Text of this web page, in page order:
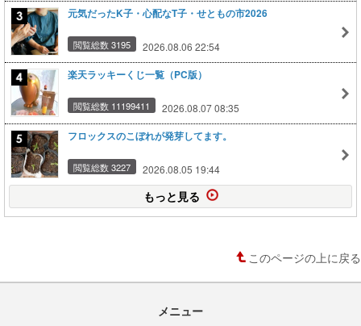
元気だったK子・心配なT子・せともの市2026
閲覧総数 3195 2026.08.06 22:54
楽天ラッキーくじ一覧（PC版）
閲覧総数 11199411 2026.08.07 08:35
フロックスのこぼれが発芽してます。
閲覧総数 3227 2026.08.05 19:44
もっと見る
このページの上に戻る
メニュー